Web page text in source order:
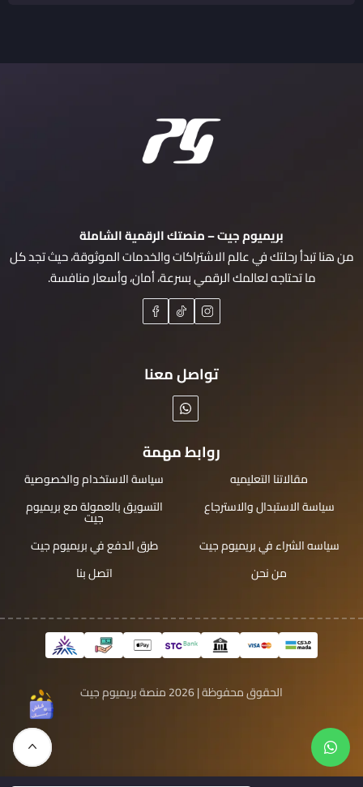
بريميوم جيت – منصتك الرقمية الشاملة
من هنا تبدأ رحلتك في عالم الاشتراكات والخدمات الموثوقة، حيث تجد كل
ما تحتاجه لعالمك الرقمي بسرعة، أمان، وأسعار منافسة.
تواصل معنا
روابط مهمة
مقالاتنا التعليميه
سياسة الاستخدام والخصوصية
سياسة الاستبدال والاسترجاع
التسويق بالعمولة مع بريميوم
جيت
سياسه الشراء في بريميوم جيت
طرق الدفع في بريميوم جيت
من نحن
اتصل بنا
الحقوق محفوظة | 2026 منصة بريميوم جيت